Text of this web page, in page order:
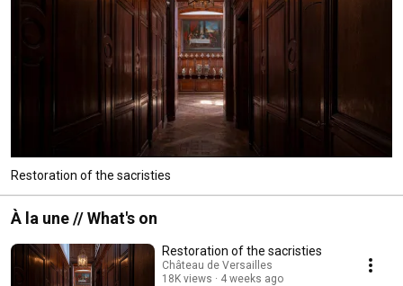
Restoration of the sacristies
À la une // What's on
Restoration of the sacristies
Château de Versailles
18K views
4 weeks ago